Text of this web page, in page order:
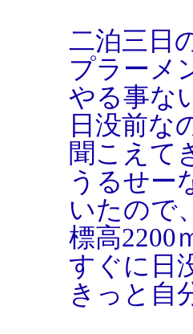
二泊三日
プラーメ
やる事な
日没前な
聞こえて
うるせー
いたので、
標高2200
すぐに日
きっと自